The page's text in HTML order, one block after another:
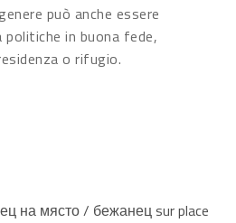
può anche essere
in buona fede,
o rifugio.
на място / бежанец sur place